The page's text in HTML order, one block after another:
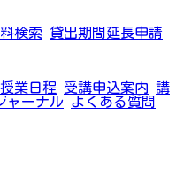
検索
貸出期間延長申請
授業日程 受講申込案内 講
ャーナル よくある質問